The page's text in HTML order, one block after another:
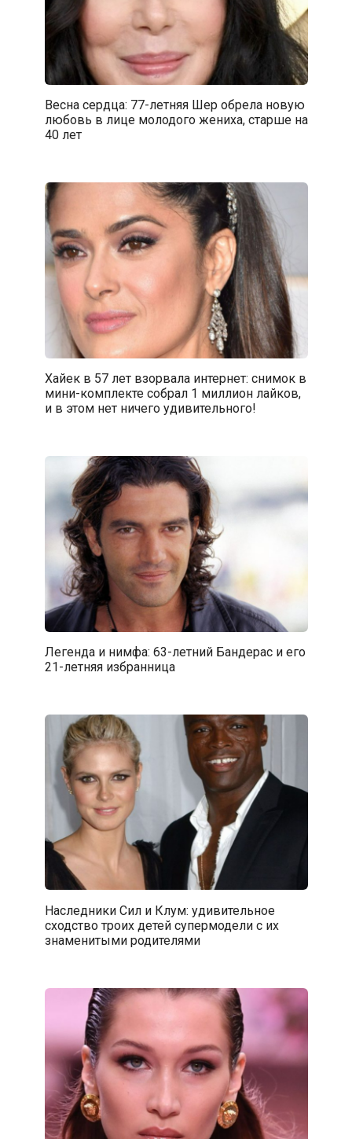
Весна сердца: 77-летняя Шер обрела новую
любовь в лице молодого жениха, старше на
40 лет
Хайек в 57 лет взорвала интернет: снимок в
мини-комплекте собрал 1 миллион лайков,
и в этом нет ничего удивительного!
Легенда и нимфа: 63-летний Бандерас и его
21-летняя избранница
Наследники Сил и Клум: удивительное
сходство троих детей супермодели с их
знаменитыми родителями